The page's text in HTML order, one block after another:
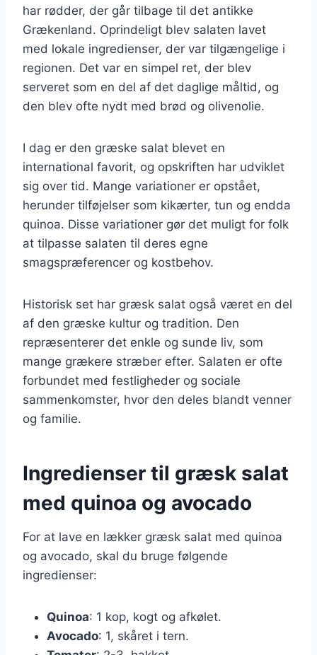
har rødder, der går tilbage til det antikke
Grækenland. Oprindeligt blev salaten lavet
med lokale ingredienser, der var tilgængelige i
regionen. Det var en simpel ret, der blev
serveret som en del af det daglige måltid, og
den blev ofte nydt med brød og olivenolie.
I dag er den græske salat blevet en
international favorit, og opskriften har udviklet
sig over tid. Mange variationer er opstået,
herunder tilføjelser som kikærter, tun og endda
quinoa. Disse variationer gør det muligt for folk
at tilpasse salaten til deres egne
smagspræferencer og kostbehov.
Historisk set har græsk salat også været en del
af den græske kultur og tradition. Den
repræsenterer det enkle og sunde liv, som
mange grækere stræber efter. Salaten er ofte
forbundet med festligheder og sociale
sammenkomster, hvor den deles blandt venner
og familie.
Ingredienser til græsk salat
med quinoa og avocado
For at lave en lækker græsk salat med quinoa
og avocado, skal du bruge følgende
ingredienser:
Quinoa: 1 kop, kogt og afkølet.
Avocado: 1, skåret i tern.